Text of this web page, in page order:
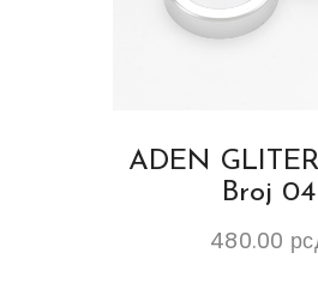
ADEN
Broj 04
480.00